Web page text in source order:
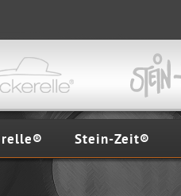
Stein-Zeit®